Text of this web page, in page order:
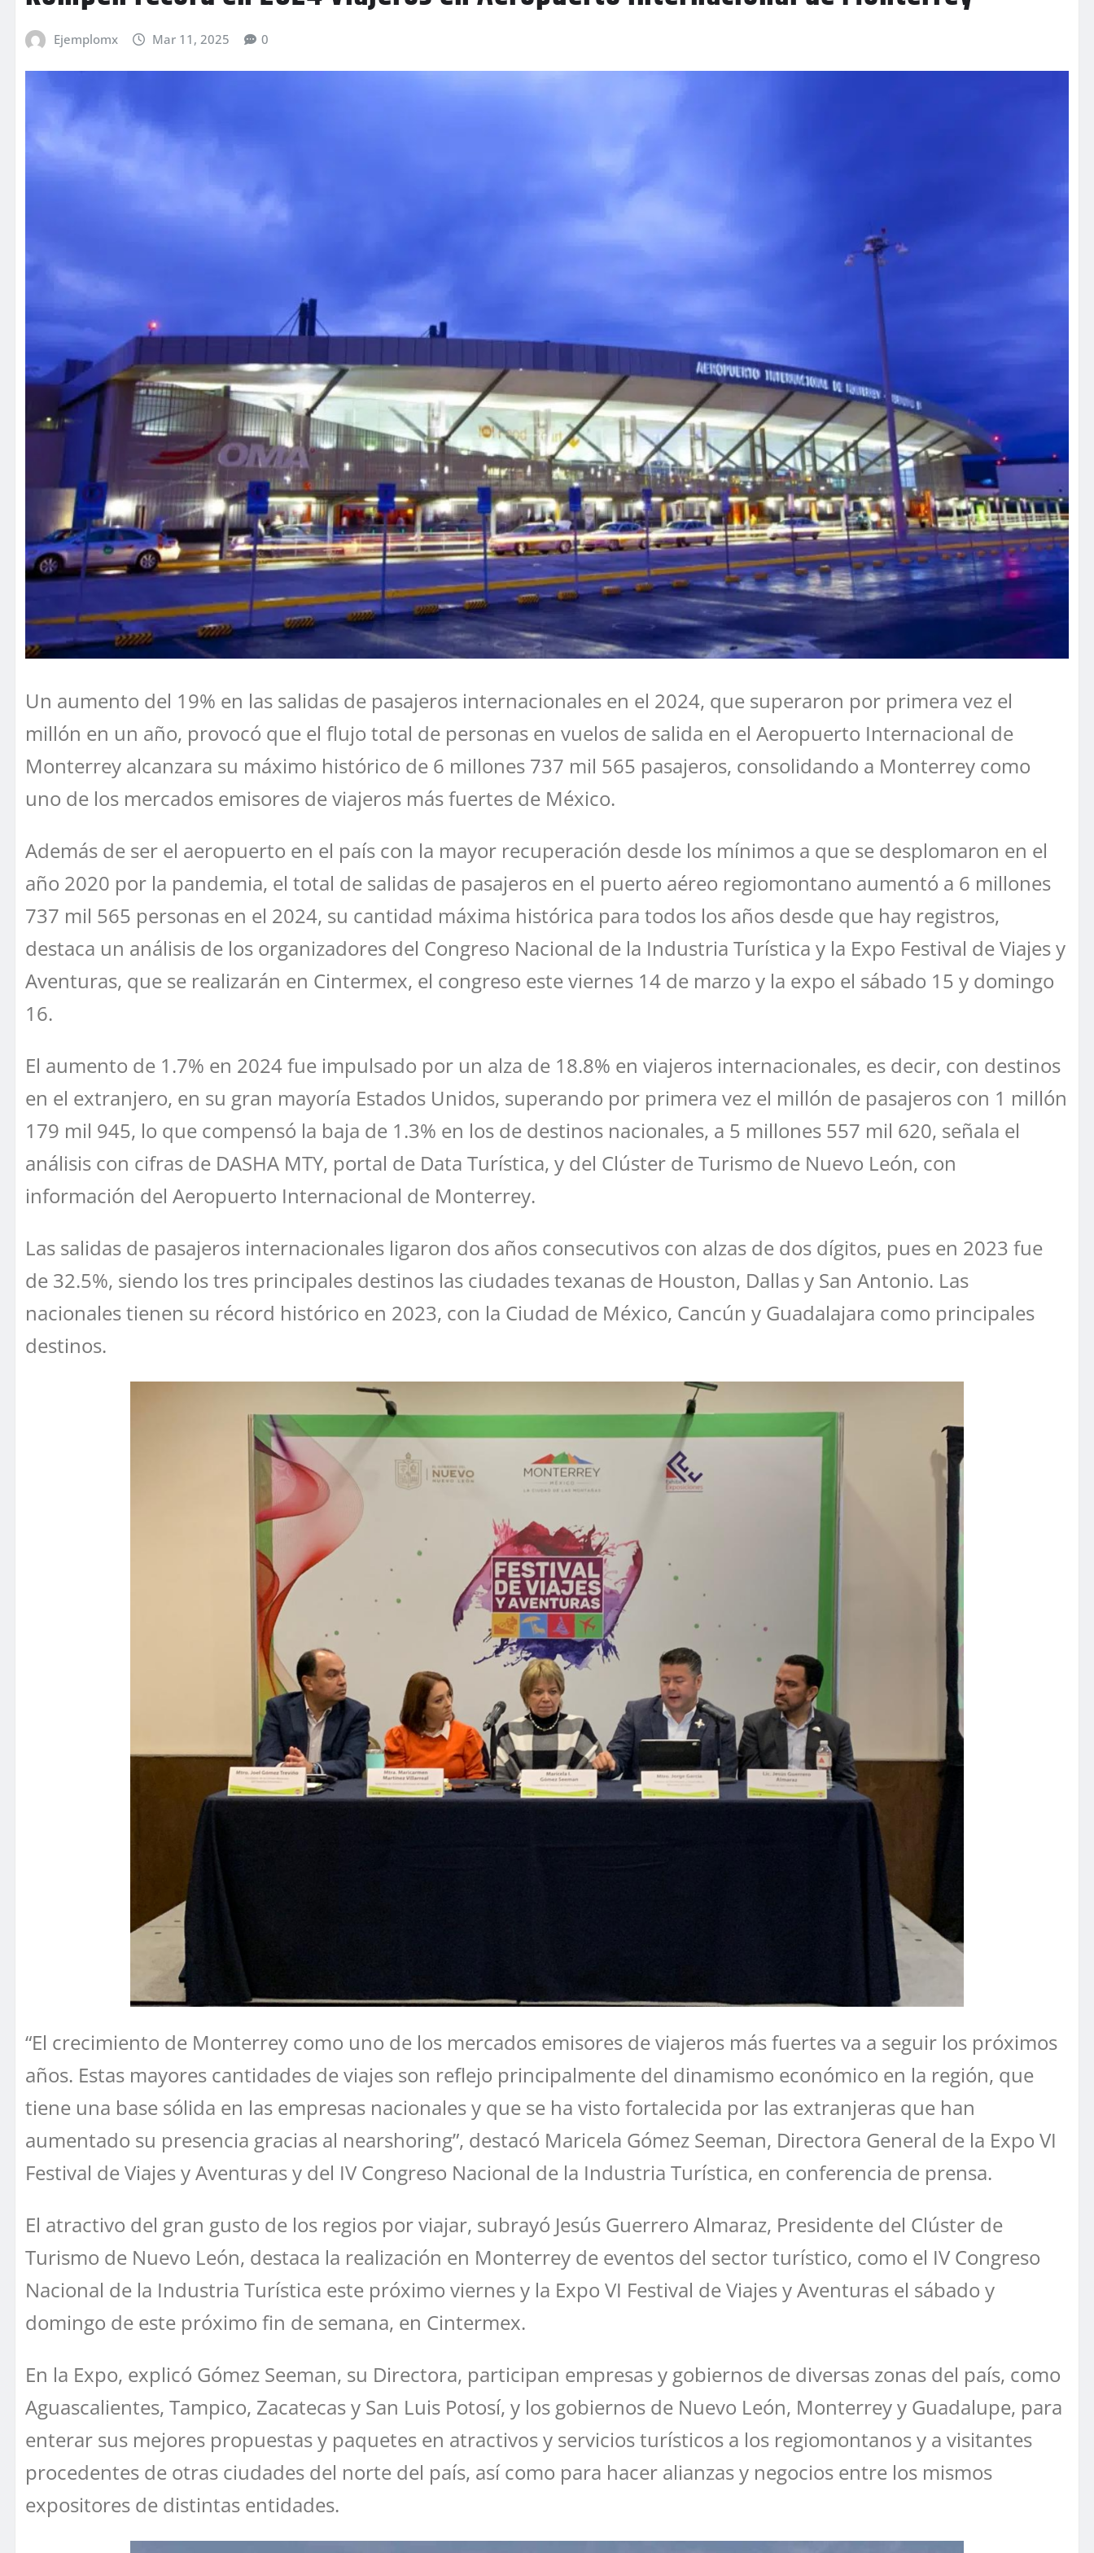
Ejemplomx Mar 11, 2025 0
Un aumento del 19% en las salidas de pasajeros internacionales en el 2024, que superaron por primera vez el
millón en un año, provocó que el flujo total de personas en vuelos de salida en el Aeropuerto Internacional de
Monterrey alcanzara su máximo histórico de 6 millones 737 mil 565 pasajeros, consolidando a Monterrey como
uno de los mercados emisores de viajeros más fuertes de México.
Además de ser el aeropuerto en el país con la mayor recuperación desde los mínimos a que se desplomaron en el
año 2020 por la pandemia, el total de salidas de pasajeros en el puerto aéreo regiomontano aumentó a 6 millones
737 mil 565 personas en el 2024, su cantidad máxima histórica para todos los años desde que hay registros,
destaca un análisis de los organizadores del Congreso Nacional de la Industria Turística y la Expo Festival de Viajes y
Aventuras, que se realizarán en Cintermex, el congreso este viernes 14 de marzo y la expo el sábado 15 y domingo
16.
El aumento de 1.7% en 2024 fue impulsado por un alza de 18.8% en viajeros internacionales, es decir, con destinos
en el extranjero, en su gran mayoría Estados Unidos, superando por primera vez el millón de pasajeros con 1 millón
179 mil 945, lo que compensó la baja de 1.3% en los de destinos nacionales, a 5 millones 557 mil 620, señala el
análisis con cifras de DASHA MTY, portal de Data Turística, y del Clúster de Turismo de Nuevo León, con
información del Aeropuerto Internacional de Monterrey.
Las salidas de pasajeros internacionales ligaron dos años consecutivos con alzas de dos dígitos, pues en 2023 fue
de 32.5%, siendo los tres principales destinos las ciudades texanas de Houston, Dallas y San Antonio. Las
nacionales tienen su récord histórico en 2023, con la Ciudad de México, Cancún y Guadalajara como principales
destinos.
“El crecimiento de Monterrey como uno de los mercados emisores de viajeros más fuertes va a seguir los próximos
años. Estas mayores cantidades de viajes son reflejo principalmente del dinamismo económico en la región, que
tiene una base sólida en las empresas nacionales y que se ha visto fortalecida por las extranjeras que han
aumentado su presencia gracias al nearshoring”, destacó Maricela Gómez Seeman, Directora General de la Expo VI
Festival de Viajes y Aventuras y del IV Congreso Nacional de la Industria Turística, en conferencia de prensa.
El atractivo del gran gusto de los regios por viajar, subrayó Jesús Guerrero Almaraz, Presidente del Clúster de
Turismo de Nuevo León, destaca la realización en Monterrey de eventos del sector turístico, como el IV Congreso
Nacional de la Industria Turística este próximo viernes y la Expo VI Festival de Viajes y Aventuras el sábado y
domingo de este próximo fin de semana, en Cintermex.
En la Expo, explicó Gómez Seeman, su Directora, participan empresas y gobiernos de diversas zonas del país, como
Aguascalientes, Tampico, Zacatecas y San Luis Potosí, y los gobiernos de Nuevo León, Monterrey y Guadalupe, para
enterar sus mejores propuestas y paquetes en atractivos y servicios turísticos a los regiomontanos y a visitantes
procedentes de otras ciudades del norte del país, así como para hacer alianzas y negocios entre los mismos
expositores de distintas entidades.